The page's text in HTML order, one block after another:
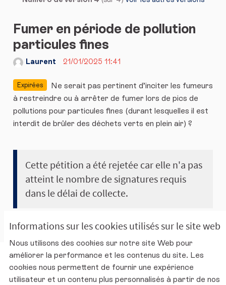
Informations sur les cookies utilisés sur le site web
Nous utilisons des cookies sur notre site Web pour
améliorer la performance et les contenus du site. Les
cookies nous permettent de fournir une expérience
utilisateur et un contenu plus personnalisés à partir de nos
Fumer en période de pollution
particules fines
Laurent 21/01/2025 11:41
Expirées
Ne serait pas pertinent d’inciter les fumeurs
à restreindre ou à arrêter de fumer lors de pics de
pollutions pour particules fines (durant lesquelles il est
interdit de brûler des déchets verts en plein air) ?
Cette pétition a été rejetée car elle n'a pas
atteint le nombre de signatures requis
dans le délai de collecte.
Charte d'utilisation de la plateforme
Mentions légales